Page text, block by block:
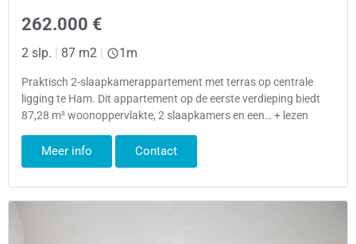
262.000 €
2 slp. | 87 m2 | 1m
Praktisch 2-slaapkamerappartement met terras op centrale
ligging te Ham. Dit appartement op de eerste verdieping biedt
87,28 m² woonoppervlakte, 2 slaapkamers en een… + lezen
Meer info Contact